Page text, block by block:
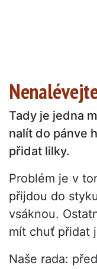
Tady je jedna
nalít do pánve
přidat lilky.
Problém je v
přijdou do
vsáknou.
mít chuť přidat
Naše rada: